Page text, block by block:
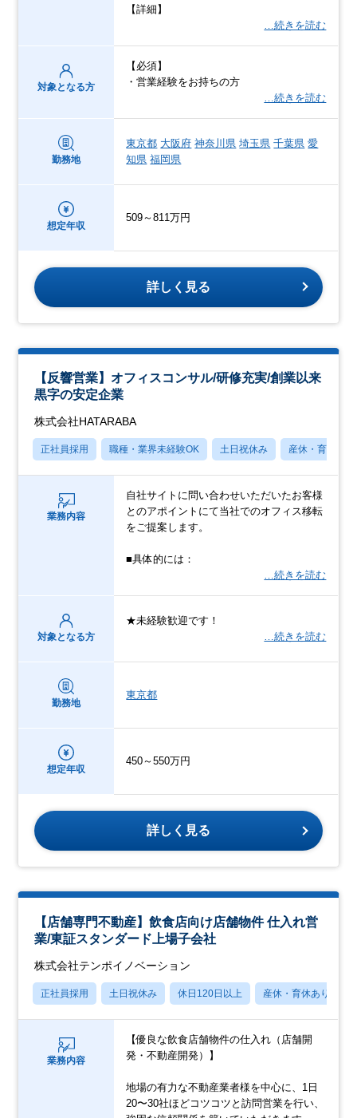
【詳細】
…続きを読む
対象となる方
【必須】
・営業経験をお持ちの方
…続きを読む
勤務地
東京都 大阪府 神奈川県 埼玉県 千葉県 愛
知県 福岡県
想定年収
509～811万円
詳しく見る
【反響営業】オフィスコンサル/研修充実/創業以来
黒字の安定企業
株式会社HATARABA
正社員採用 職種・業界未経験OK 土日祝休み 産休・育休あり
業務内容
自社サイトに問い合わせいただいたお客様
とのアポイントにて当社でのオフィス移転
をご提案します。
■具体的には：
…続きを読む
対象となる方
★未経験歓迎です！
…続きを読む
勤務地
東京都
想定年収
450～550万円
詳しく見る
【店舗専門不動産】飲食店向け店舗物件 仕入れ営
業/東証スタンダード上場子会社
株式会社テンポイノベーション
正社員採用 土日祝休み 休日120日以上 産休・育休あり
業務内容
【優良な飲食店舗物件の仕入れ（店舗開
発・不動産開発）】
地場の有力な不動産業者様を中心に、1日
20〜30社ほどコツコツと訪問営業を行い、